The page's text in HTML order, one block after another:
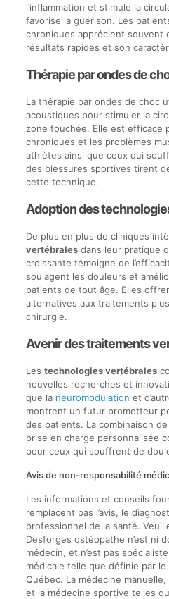
l’inflammation et stimule la
favorise la guérison. Les
chroniques apprécient souvent
résultats rapides et son
Thérapie par ondes de
La thérapie par ondes de choc
acoustiques pour stimuler la
zone touchée. Elle est efficace
chroniques et les problèmes
athlètes ainsi que ceux qui
des blessures sportives tirent
cette technique.
Adoption des
De plus en plus de cliniques
vertébralesdans leur pratique
croissante témoigne de
soulagent les douleurs et
patients de tout âge. Elles
alternatives aux traitements
chirurgie.
Avenir des traitements
Les technologies vertébrales
nouvelles recherches et
que la neuromodulation et
montrent un futur prometteur
des patients. La combinaison
prise en charge personnalisée
pour ceux qui souffrent de
Avis de non-responsabilité
Les informations et conseils
remplacent pas l’avis, le
professionnel de la santé.
Desforges ostéopathe n’est ni
médecin, et n’est pas
médicale telle que définie par
Québec. La médecine
et la médecine sportive telles